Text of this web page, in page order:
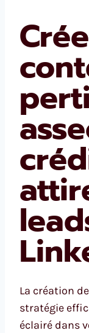
La création
stratégie
éclairé dans